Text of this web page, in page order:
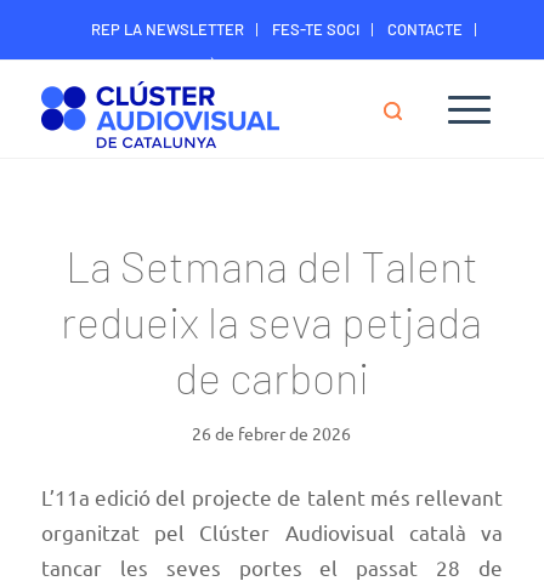
REP LA NEWSLETTER FES-TE SOCI
CONTACTE
ÀREA DIGITAL SOCIS
La Setmana del Talent
redueix la seva petjada
de carboni
26 de febrer de 2026
L’11a edició del projecte de talent més rellevant
organitzat pel Clúster Audiovisual català va
tancar les seves portes el passat 28 de